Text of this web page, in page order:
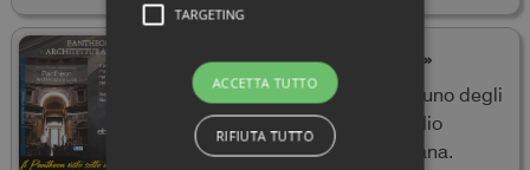
«Pantheon. Architettura e Luce»
Il nostro libro vi farà scoprire uno degli
edifici più straordinari e meglio
conservati dell'antichità romana.
TARGETING
ACCETTA TUTTO
RIFIUTA TUTTO